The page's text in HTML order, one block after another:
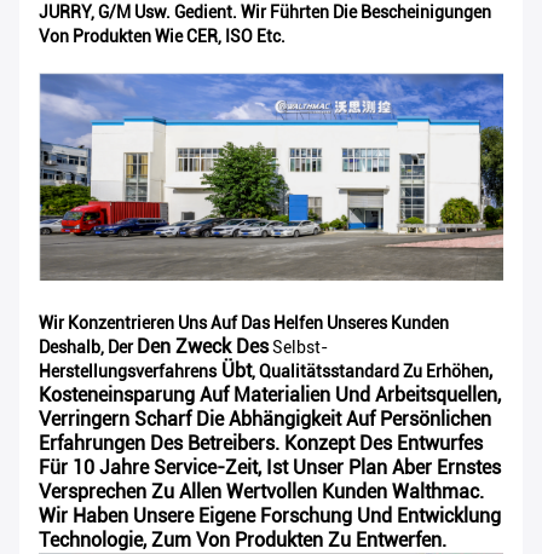
JURRY, G/M Usw. Gedient. Wir Führten Die Bescheinigungen
Von Produkten Wie CER, ISO Etc.
Wir Konzentrieren Uns Auf Das Helfen Unseres Kunden
Deshalb, DerDen Zweck DesSelbst-
HerstellungsverfahrensÜbt, Qualitätsstandard Zu Erhöhen,
Kosteneinsparung Auf Materialien Und Arbeitsquellen,
Verringern Scharf Die Abhängigkeit Auf Persönlichen
Erfahrungen Des Betreibers. Konzept Des Entwurfes
Für 10 Jahre Service-Zeit, Ist Unser Plan Aber Ernstes
Versprechen Zu Allen Wertvollen Kunden Walthmac.
Wir Haben Unsere Eigene Forschung Und Entwicklung
Technologie, Zum Von Produkten Zu Entwerfen.